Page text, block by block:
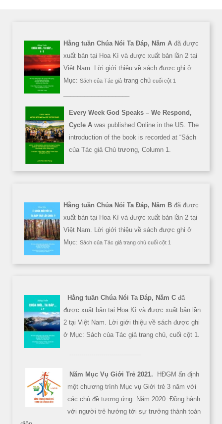
Hằng tuần Chúa Nói Ta Đáp, Năm A đã được
xuất bản tại Hoa Kì và được xuất bản lần 2 tại
Việt Nam. Lời giới thiệu về sách được ghi ở
Mục: Sách của Tác giả trang chủ cuối cột 1
Every Week God Speaks – We Respond,
Cycle A was published Online in the US. The
introduction of the book is recorded at “Sách
của Tác giả Chủ trương, Column 1.
Hằng tuần Chúa Nói Ta Đáp, Năm B đã được
xuất bản tại Hoa Kì và được xuất bản lần 2 tại
Việt Nam. Lời giới thiệu về sách được ghi ở
Mục: Sách của Tác giả trang chủ cuối cột 1
Hằng tuần Chúa Nói Ta Đáp, Năm C đã
được xuất bản tại Hoa Kì và được xuất bản lần
2 tại Việt Nam. Lời giới thiệu về sách được ghi
ở Mục: Sách của Tác giả trang chủ, cuối cột 1.
------------------------------------
Năm Mục Vụ Giới Trẻ 2021.
HĐGM ấn định
một chương trình Mục vụ Giới trẻ 3 năm với
các chủ đề tương ứng: Năm 2020: Đồng hành
với người trẻ hướng tới sự trưởng thành toàn